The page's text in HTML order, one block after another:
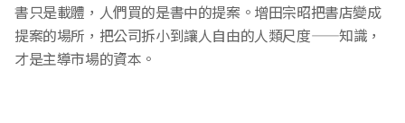
書只是載體，人們買的是書中的提案。增田宗昭把書店變成
提案的場所，把公司拆小到讓人自由的人類尺度——知識，
才是主導市場的資本。